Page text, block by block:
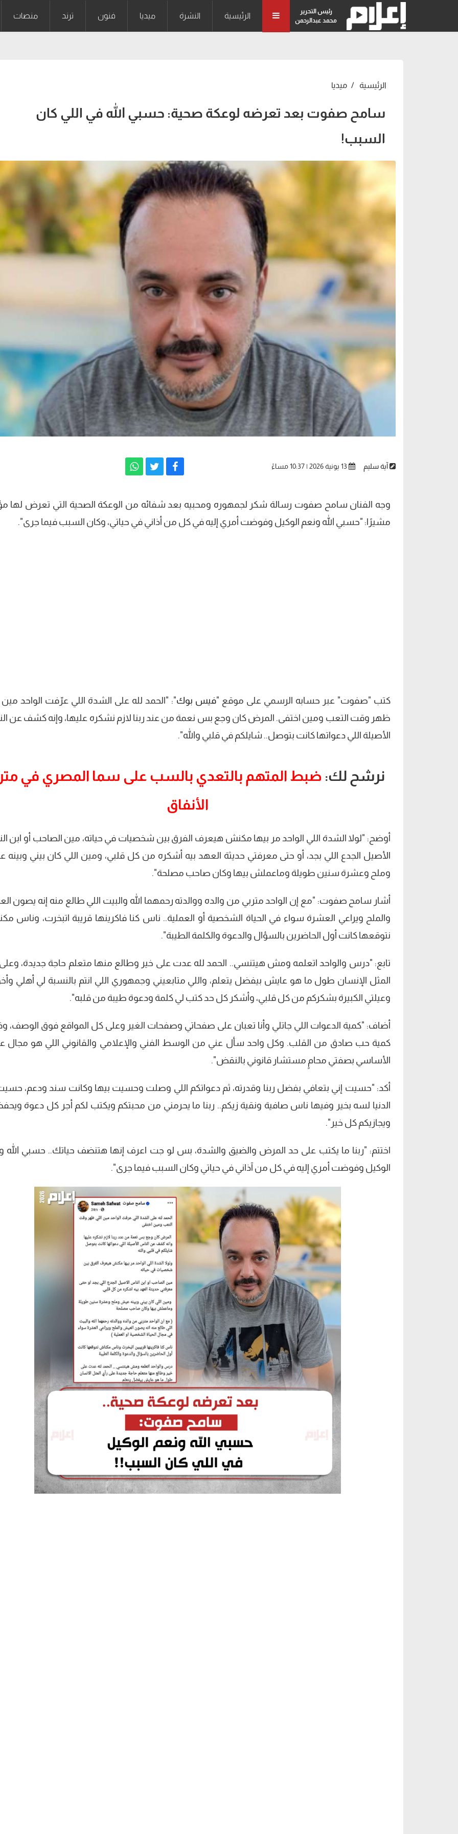
رئيس التحرير
محمد عبدالرحمن
الرئيسية النشرة ميديا فنون ترند منصات
الرئيسية ميديا
سامح صفوت بعد تعرضه لوعكة صحية: حسبي الله في اللي كان
السبب!
آية سليم
وجه الفنان سامح صفوت رسالة شكر لجمهوره ومحبيه بعد شفائه من الوعكة الصحية التي تعرض لها
مشيرًا: "حسبي الله ونعم الوكيل وفوضت أمري إليه في كل من أذاني في حياتي، وكان السبب فيما جرى".
كتب "صفوت" عبر حسابه الرسمي على موقع "فيس بوك": "الحمد لله على الشدة اللي عرّفت الواحد مين
ظهر وقت التعب ومين اختفى. المرض كان وجع بس نعمة من عند ربنا لازم نشكره عليها، وإنه كشف عن
الأصيلة اللي دعواتها كانت بتوصل.. شايلكم في قلبي والله".
نرشح لك: ضبط المتهم بالتعدي بالسب على سما المصري في
الأنفاق
أوضح: "لولا الشدة اللي الواحد مر بيها مكنش هيعرف الفرق بين شخصيات في حياته، مين الصاحب أو ابن
الأصيل الجدع اللي بجد، أو حتى معرفتي حديثة العهد بيه أشكره من كل قلبي، ومين اللي كان بيني
وملح وعشرة سنين طويلة وماعملش بيها وكان صاحب مصلحة".
أشار سامح صفوت: "مع إن الواحد متربي من والده ووالدته رحمهما الله والبيت اللي طالع منه إنه يصون
والملح ويراعي العشرة سواء في الحياة الشخصية أو العملية.. ناس كنا فاكرينها قريبة اتبخرت، وناس
نتوقعها كانت أول الحاضرين بالسؤال والدعوة والكلمة الطيبة".
تابع: "درس والواحد اتعلمه ومش هيتنسي.. الحمد لله عدت على خير وطالع منها متعلم حاجة جديدة،
المثل الإنسان طول ما هو عايش بيفضل يتعلم، واللي متابعيني وجمهوري اللي انتم بالنسبة لي أهلي
وعيلتي الكبيرة بشكركم من كل قلبي، وأشكر كل حد كتب لي كلمة ودعوة طيبة من قلبه".
أضاف: "كمية الدعوات اللي جاتلي وأنا تعبان على صفحاتي وصفحات الغير وعلى كل المواقع فوق الوصف،
كمية حب صادق من القلب. وكل واحد سأل عني من الوسط الفني والإعلامي والقانوني اللي هو مجال
الأساسي بصفتي محامٍ مستشار قانوني بالنقض".
أكد: "حسيت إني بتعافي بفضل ربنا وقدرته، ثم دعواتكم اللي وصلت وحسيت بيها وكانت سند ودعم،
الدنيا لسه بخير وفيها ناس صافية ونقية زيكم.. ربنا ما يحرمني من محبتكم ويكتب لكم أجر كل دعوة
ويجازيكم كل خير".
اختتم: "ربنا ما يكتب على حد المرض والضيق والشدة، بس لو جت اعرف إنها هتنضف حياتك.. حسبي الله
الوكيل وفوضت أمري إليه في كل من آذاني في حياتي وكان السبب فيما جرى".